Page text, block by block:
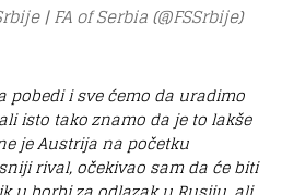
| FA of Serbia (@FSSrbije)
pobedi i sve ćemo da uradimo
isto tako znamo da je to lakše
je Austrija na početku
rival, očekivao sam da će biti